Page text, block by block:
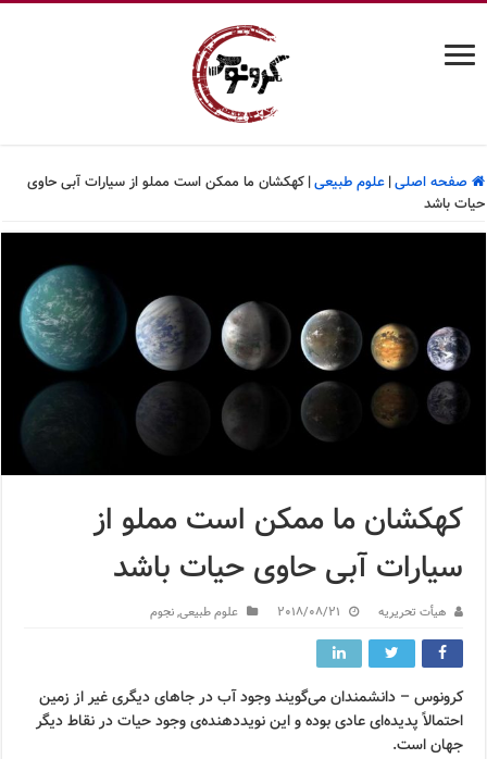
صفحه اصلی| علوم طبیعی| کهکشان ما ممکن است مملو از سیارات آبی حاوی
حیات باشد
کهکشان ما ممکن است مملو از
سیارات آبی حاوی حیات باشد
هیأت تحریریه 2018/08/21 علوم طبیعی,نجوم
کرونوس – دانشمندان می‌گویند وجود آب در جاهای دیگری غیر از زمین
احتمالاً پدیده‌ای عادی بوده و این نویددهنده‌ی وجود حیات در نقاط دیگر
جهان است.